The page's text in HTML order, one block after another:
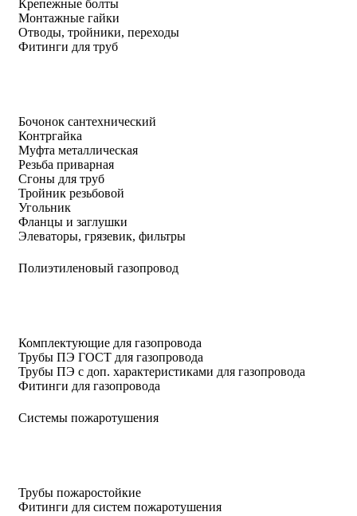
Крепежные болты
Монтажные гайки
Отводы, тройники, переходы
Фитинги для труб
Бочонок сантехнический
Контргайка
Муфта металлическая
Резьба приварная
Сгоны для труб
Тройник резьбовой
Угольник
Фланцы и заглушки
Элеваторы, грязевик, фильтры
Полиэтиленовый газопровод
Комплектующие для газопровода
Трубы ПЭ ГОСТ для газопровода
Трубы ПЭ с доп. характеристиками для газопровода
Фитинги для газопровода
Системы пожаротушения
Трубы пожаростойкие
Фитинги для систем пожаротушения